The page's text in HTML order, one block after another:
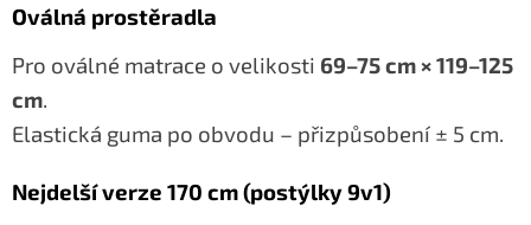
Oválná prostěradla
Pro oválné matrace o velikosti 69–75 cm × 119–125
cm.
Elastická guma po obvodu – přizpůsobení ± 5 cm.
Nejdelší verze 170 cm (postýlky 9v1)